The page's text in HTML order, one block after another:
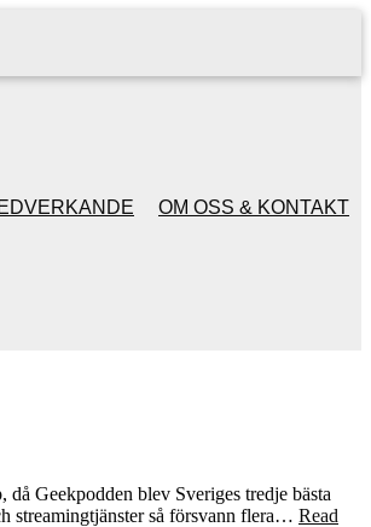
OM OSS & KONTAKT
Geekpodden blev Sveriges tredje bästa
streamingtjänster så försvann flera… Read